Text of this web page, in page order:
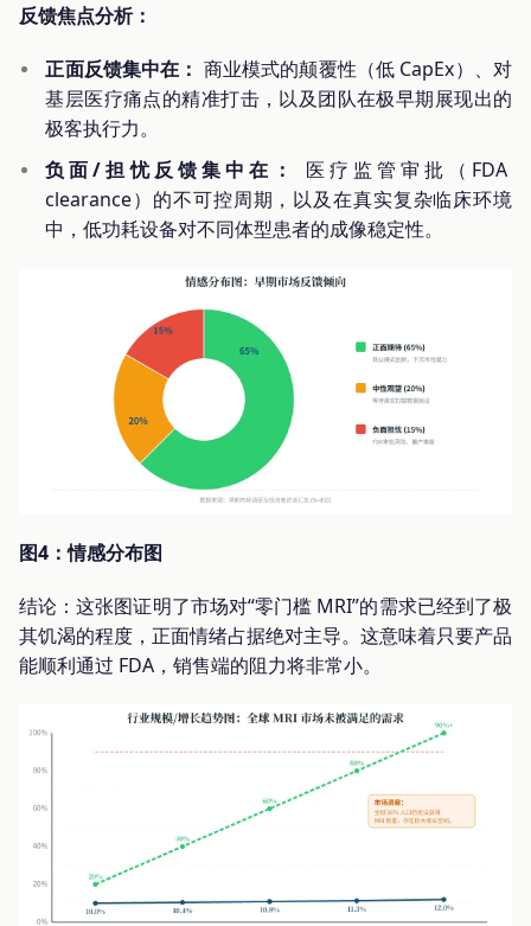
反馈焦点分析：
正面反馈集中在： 商业模式的颠覆性（低 CapEx）、对
基层医疗痛点的精准打击，以及团队在极早期展现出的
极客执行力。
负面/担忧反馈集中在：
医疗监管审批（FDA
clearance）的不可控周期，以及在真实复杂临床环境
中，低功耗设备对不同体型患者的成像稳定性。
图4：情感分布图
结论：这张图证明了市场对“零门槛 MRI”的需求已经到了极
其饥渴的程度，正面情绪占据绝对主导。这意味着只要产品
能顺利通过 FDA，销售端的阻力将非常小。